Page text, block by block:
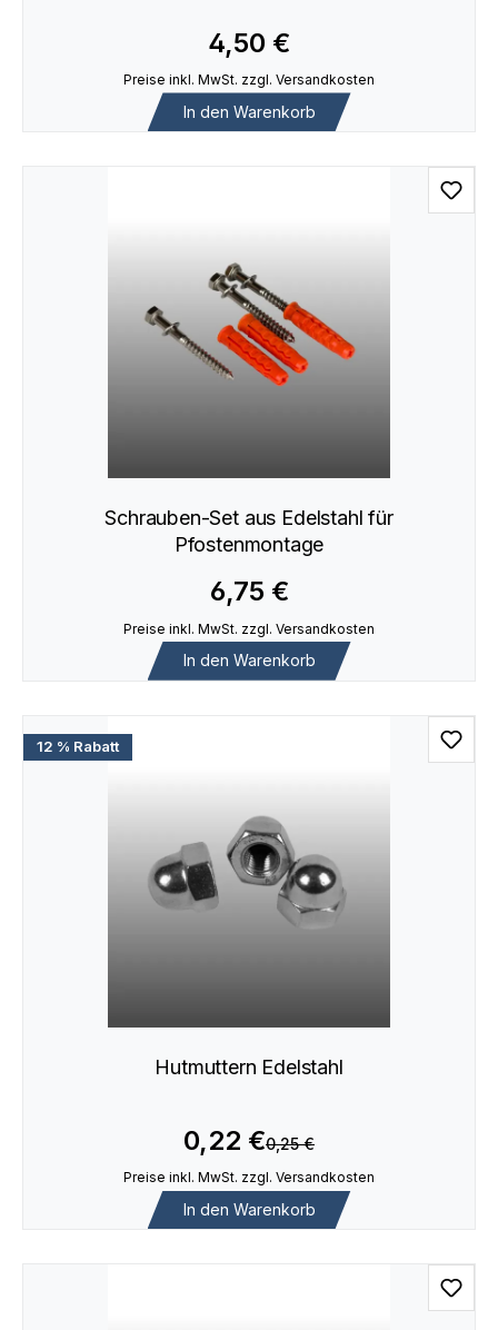
4,50 €
Preise inkl. MwSt. zzgl. Versandkosten
In den Warenkorb
Schrauben-Set aus Edelstahl für
Pfostenmontage
6,75 €
Preise inkl. MwSt. zzgl. Versandkosten
In den Warenkorb
12 % Rabatt
Hutmuttern Edelstahl
0,22 €0,25 €
Preise inkl. MwSt. zzgl. Versandkosten
In den Warenkorb